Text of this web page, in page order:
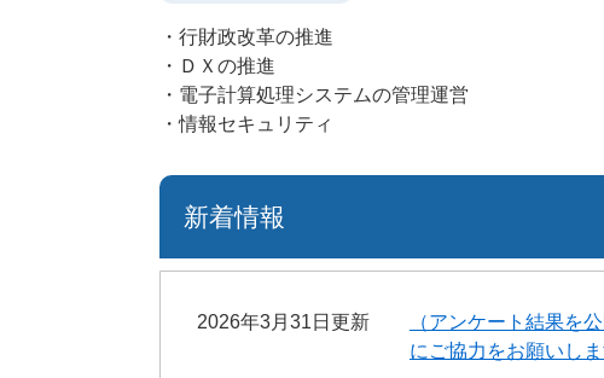
・行財政改革の推進
・ＤＸの推進
・電子計算処理システムの管理運営
・情報セキュリティ
新着情報
2026年3月31日更新
（アンケート結果を
にご協力をお願いし